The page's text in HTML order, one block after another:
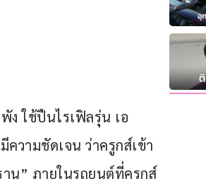
ง ใช้ปืนไรเฟิลรุ่น เอ
วามชัดเจน ว่าครูกส์เข้า
น” ภายในรถยนต์ที่ครูกส์